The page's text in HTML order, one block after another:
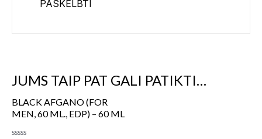
JUMS TAIP PAT GALI PATIKTI…
BLACK AFGANO (FOR
MEN, 60 ML., EDP) – 60 ML